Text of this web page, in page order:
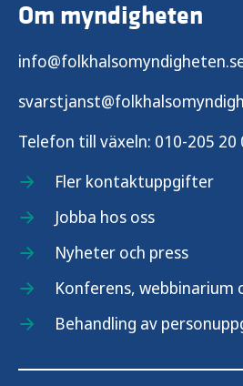
Om myndigheten
Telefon till växeln: 010-205 20
Fler kontaktuppgifter
Jobba hos oss
Nyheter och press
Konferens, webbinarium
Behandling av